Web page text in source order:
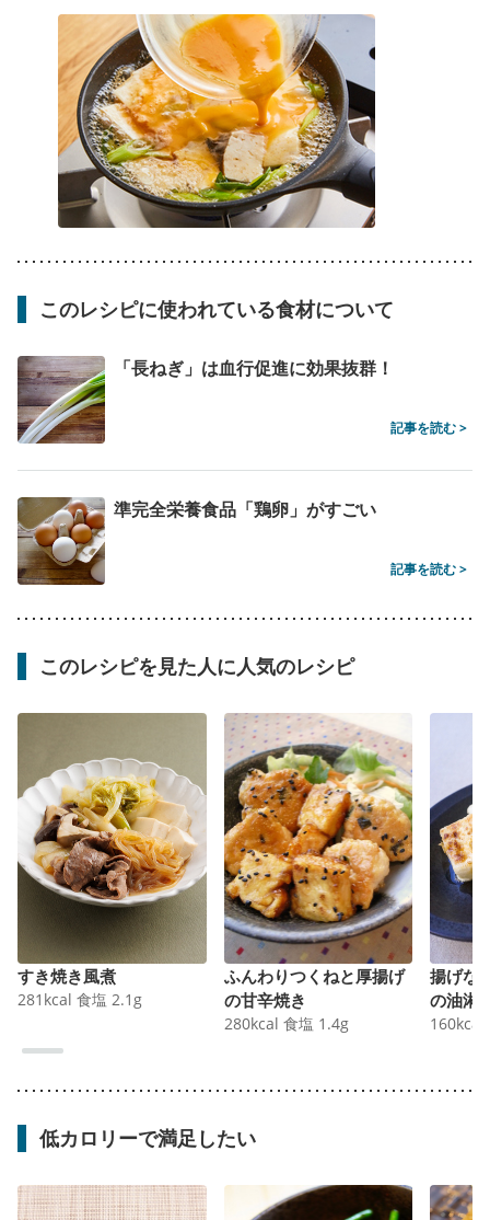
このレシピに使われている食材について
「長ねぎ」は血行促進に効果抜群！
記事を読む >
準完全栄養食品「鶏卵」がすごい
記事を読む >
このレシピを見た人に人気のレシピ
すき焼き風煮
281 kcal 食塩 2.1 g
ふんわりつくねと厚揚げ
の甘辛焼き
280kcal 食塩 1.4g
揚げな
の油淋
160kcal
低カロリーで満足したい